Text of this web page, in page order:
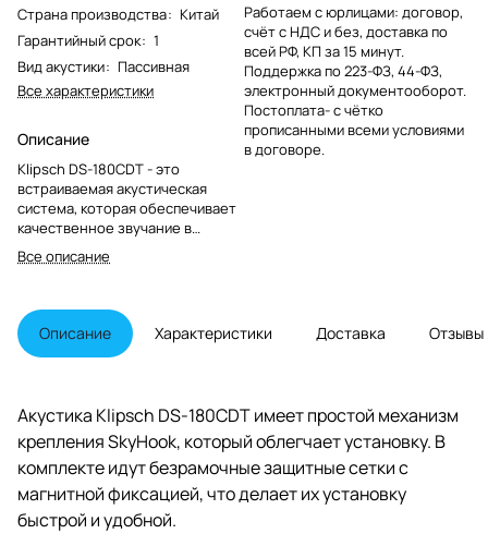
Страна производства: Китай
Гарантийный срок: 1
Вид акустики: Пассивная
Все характеристики
Описание
Klipsch DS-180CDT - это
встраиваемая акустическая
система, которая обеспечивает
качественное звучание в
мультирумных системах. Она
оснащена фирменными
что гарантирует превосходное
качество звука.
Все описание
Работаем с юрлицами: договор,
счёт с НДС и без, доставка по
всей РФ, КП за 15 минут.
Поддержка по 223-ФЗ, 44-ФЗ,
электронный документооборот.
Постоплата- с чётко
прописанными всеми условиями
в договоре.
Описание Характеристики Доставка Отзывы
Акустика Klipsch DS-180CDT имеет простой механизм
крепления SkyHook, который облегчает установку. В
комплекте идут безрамочные защитные сетки с
магнитной фиксацией, что делает их установку
быстрой и удобной.